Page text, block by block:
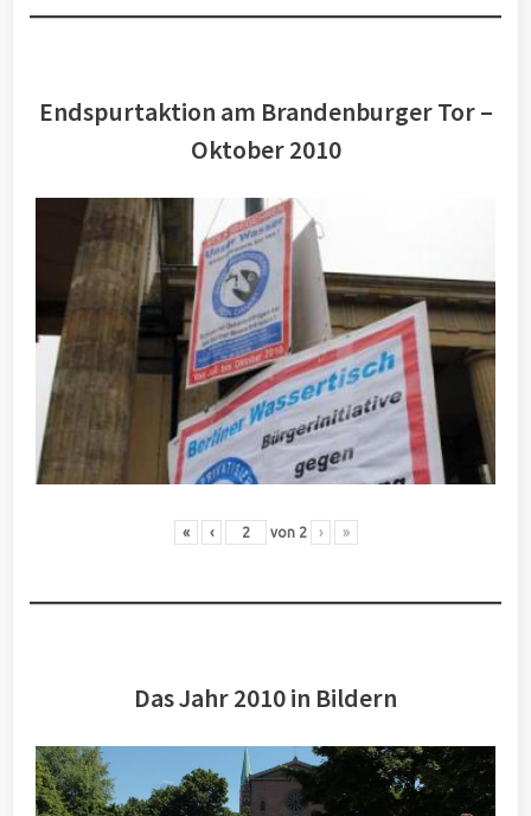
Endspurtaktion am Brandenburger Tor –
Oktober 2010
« ‹ von 2 › »
Das Jahr 2010 in Bildern